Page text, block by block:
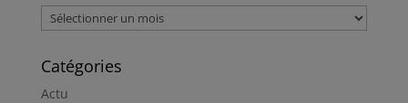
Archives
Catégories
Actu